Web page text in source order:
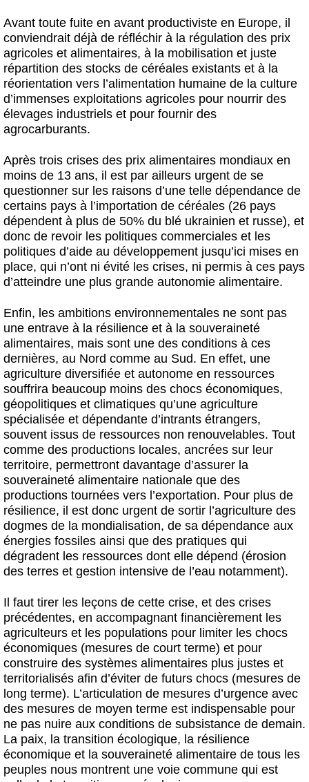
Avant toute fuite en avant productiviste en Europe, il
conviendrait déjà de réfléchir à la régulation des prix
agricoles et alimentaires, à la mobilisation et juste
répartition des stocks de céréales existants et à la
réorientation vers l’alimentation humaine de la culture
d’immenses exploitations agricoles pour nourrir des
élevages industriels et pour fournir des
agrocarburants.
Après trois crises des prix alimentaires mondiaux en
moins de 13 ans, il est par ailleurs urgent de se
questionner sur les raisons d’une telle dépendance de
certains pays à l’importation de céréales (26 pays
dépendent à plus de 50% du blé ukrainien et russe), et
donc de revoir les politiques commerciales et les
politiques d’aide au développement jusqu’ici mises en
place, qui n’ont ni évité les crises, ni permis à ces pays
d’atteindre une plus grande autonomie alimentaire.
Enfin, les ambitions environnementales ne sont pas
une entrave à la résilience et à la souveraineté
alimentaires, mais sont une des conditions à ces
dernières, au Nord comme au Sud. En effet, une
agriculture diversifiée et autonome en ressources
souffrira beaucoup moins des chocs économiques,
géopolitiques et climatiques qu’une agriculture
spécialisée et dépendante d’intrants étrangers,
souvent issus de ressources non renouvelables. Tout
comme des productions locales, ancrées sur leur
territoire, permettront davantage d’assurer la
souveraineté alimentaire nationale que des
productions tournées vers l’exportation. Pour plus de
résilience, il est donc urgent de sortir l’agriculture des
dogmes de la mondialisation, de sa dépendance aux
énergies fossiles ainsi que des pratiques qui
dégradent les ressources dont elle dépend (érosion
des terres et gestion intensive de l’eau notamment).
Il faut tirer les leçons de cette crise, et des crises
précédentes, en accompagnant financièrement les
agriculteurs et les populations pour limiter les chocs
économiques (mesures de court terme) et pour
construire des systèmes alimentaires plus justes et
territorialisés afin d’éviter de futurs chocs (mesures de
long terme). L’articulation de mesures d’urgence avec
des mesures de moyen terme est indispensable pour
ne pas nuire aux conditions de subsistance de demain.
La paix, la transition écologique, la résilience
économique et la souveraineté alimentaire de tous les
peuples nous montrent une voie commune qui est